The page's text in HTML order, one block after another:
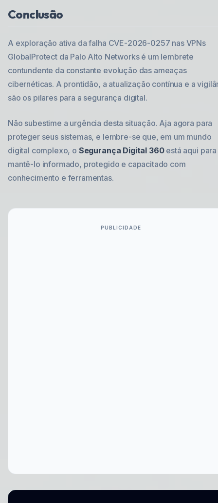
Conclusão
A exploração ativa da falha CVE-2026-0257 nas VPNs
GlobalProtect da Palo Alto Networks é um lembrete
contundente da constante evolução das ameaças
cibernéticas. A prontidão, a atualização contínua e a
são os pilares para a segurança digital.
Não subestime a urgência desta situação. Aja agora para
proteger seus sistemas, e lembre-se que, em um mundo
digital complexo, o Segurança Digital 360está aqui para
mantê-lo informado, protegido e capacitado com
conhecimento e ferramentas.
PUBLICIDADE